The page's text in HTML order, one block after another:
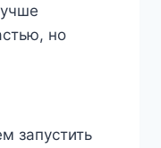
но
запустить